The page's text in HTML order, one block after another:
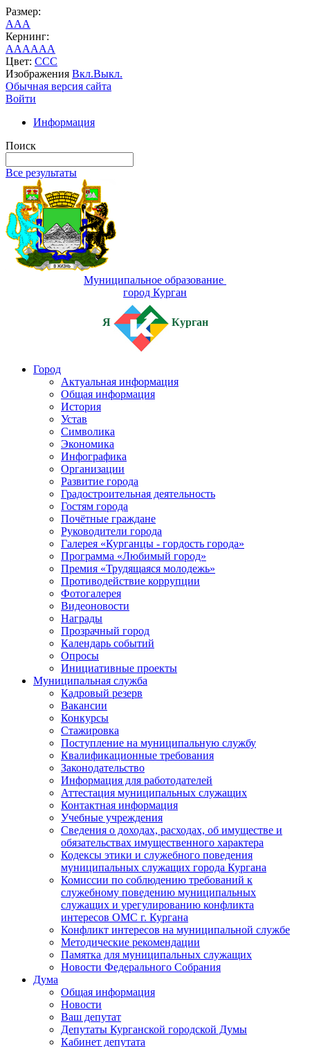
Размер:
AAA
Кернинг:
AAAAAA
Цвет: CCC
Изображения Вкл.Выкл.
Обычная версия сайта
Войти
Информация
Поиск
Все результаты
Муниципальное образование
город Курган
Я Курган
Город
Актуальная информация
Общая информация
История
Устав
Символика
Экономика
Инфографика
Организации
Развитие города
Градостроительная деятельность
Гостям города
Почётные граждане
Руководители города
Галерея «Курганцы - гордость города»
Программа «Любимый город»
Премия «Трудящаяся молодежь»
Противодействие коррупции
Фотогалерея
Видеоновости
Награды
Прозрачный город
Календарь событий
Опросы
Инициативные проекты
Муниципальная служба
Кадровый резерв
Вакансии
Конкурсы
Стажировка
Поступление на муниципальную службу
Квалификационные требования
Законодательство
Информация для работодателей
Аттестация муниципальных служащих
Контактная информация
Учебные учреждения
Сведения о доходах, расходах, об имуществе и
обязательствах имущественного характера
Кодексы этики и служебного поведения
муниципальных служащих города Кургана
Комиссии по соблюдению требований к
служебному поведению муниципальных
служащих и урегулированию конфликта
интересов ОМС г. Кургана
Конфликт интересов на муниципальной службе
Методические рекомендации
Памятка для муниципальных служащих
Новости Федерального Cобрания
Дума
Общая информация
Новости
Ваш депутат
Депутаты Курганской городской Думы
Кабинет депутата